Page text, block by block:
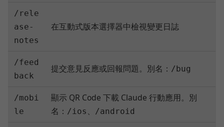
/rele
ase-
notes
在互動式版本選擇器中檢視變更日誌
/feed
back
提交意見反應或回報問題。別名： /bug
/mobi
le
顯示 QR Code 下載 Claude 行動應用。別
名： /ios 、 /android